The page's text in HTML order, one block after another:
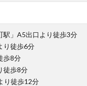
駅」A5出口より徒歩3分
り徒歩6分
歩8分
徒歩8分
り徒歩12分